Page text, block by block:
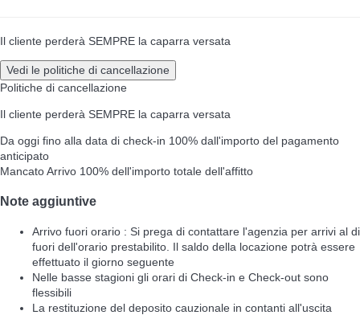
Il cliente perderà SEMPRE la caparra versata
Vedi le politiche di cancellazione
Politiche di cancellazione
Il cliente perderà SEMPRE la caparra versata
Da oggi fino alla data di check-in 100% dall'importo del pagamento
anticipato
Mancato Arrivo 100% dell'importo totale dell'affitto
Note aggiuntive
Arrivo fuori orario : Si prega di contattare l'agenzia per arrivi al di
fuori dell'orario prestabilito. Il saldo della locazione potrà essere
effettuato il giorno seguente
Nelle basse stagioni gli orari di Check-in e Check-out sono
flessibili
La restituzione del deposito cauzionale in contanti all'uscita